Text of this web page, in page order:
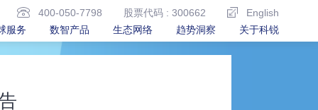
400-050-7798 股票代码 : 300662
English
服务 数智产品 生态网络 趋势洞察 关于科锐